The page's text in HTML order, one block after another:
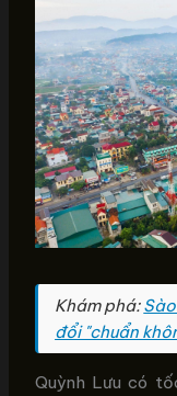
Khám phá:
đổi "chuẩn
Quỳnh Lưu có